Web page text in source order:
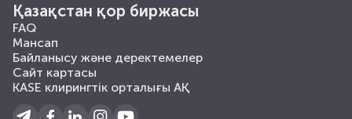
Қазақстан қор биржасы
FAQ
Мансап
Байланысу және деректемелер
Сайт картасы
KASE клирингтік орталығы АҚ